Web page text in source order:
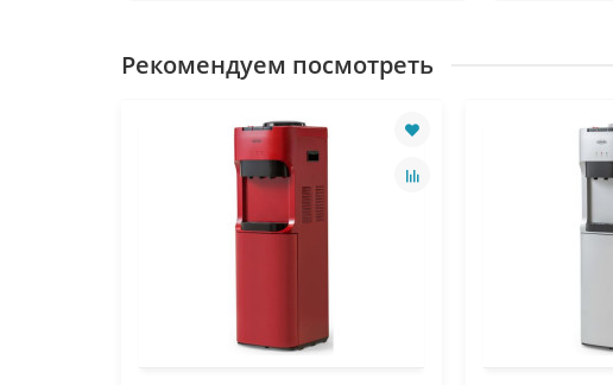
Рекомендуем посмотреть